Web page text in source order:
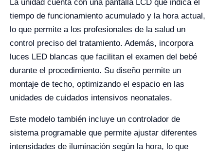
La unidad cuenta con una pantalla LCD que indica el
tiempo de funcionamiento acumulado y la hora actual,
lo que permite a los profesionales de la salud un
control preciso del tratamiento. Además, incorpora
luces LED blancas que facilitan el examen del bebé
durante el procedimiento. Su diseño permite un
montaje de techo, optimizando el espacio en las
unidades de cuidados intensivos neonatales.
Este modelo también incluye un controlador de
sistema programable que permite ajustar diferentes
intensidades de iluminación según la hora, lo que